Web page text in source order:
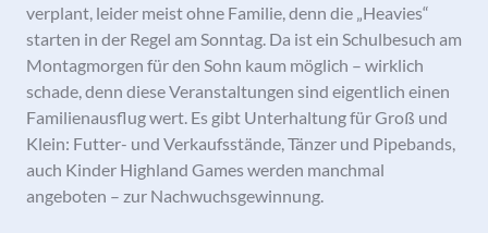
verplant, leider meist ohne Familie, denn die „Heavies“
starten in der Regel am Sonntag. Da ist ein Schulbesuch am
Montagmorgen für den Sohn kaum möglich – wirklich
schade, denn diese Veranstaltungen sind eigentlich einen
Familienausflug wert. Es gibt Unterhaltung für Groß und
Klein: Futter- und Verkaufsstände, Tänzer und Pipebands,
auch Kinder Highland Games werden manchmal
angeboten – zur Nachwuchsgewinnung.